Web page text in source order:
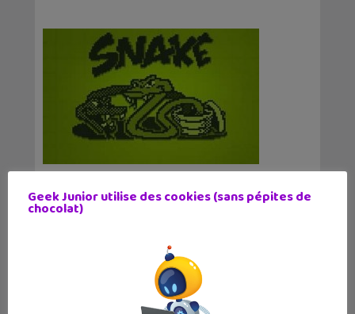
Messenger !
27 février 2017
mythique 3310 au MWC. L'occasion de
redécouvrir le jeu qui symbolise le
Geek Junior utilise des cookies (sans pépites de
chocolat)